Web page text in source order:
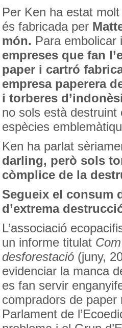
Per Ken ha estat molt
és fabricada per
món. Para embolicar
empreses que fan
paper i cartró
empresa paperera
i torberes
no sols està destruint
espècies
Ken ha parlat
darling, però sols
còmplice de la
Segueix el consum
d’extrema
L’associació
un informe titulat
desforestació (juny,
evidenciar la manca
es fan servir
compradors de paper
Parlament de